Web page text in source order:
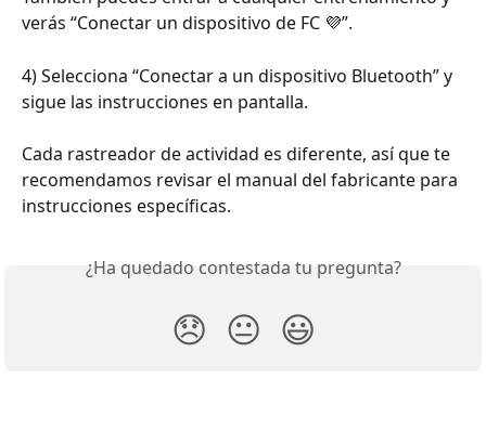
verás “Conectar un dispositivo de FC 💜”.
4) Selecciona “Conectar a un dispositivo Bluetooth” y
sigue las instrucciones en pantalla.
Cada rastreador de actividad es diferente, así que te
recomendamos revisar el manual del fabricante para
instrucciones específicas.
¿Ha quedado contestada tu pregunta?
😞 😐 😃